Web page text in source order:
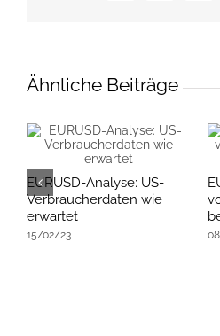
Ähnliche Beiträge
EURUSD-Analyse: US-
Verbraucherdaten wie
erwartet
15/02/23